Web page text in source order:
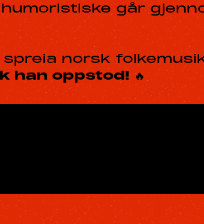
går
norsk
han oppstod!🔥